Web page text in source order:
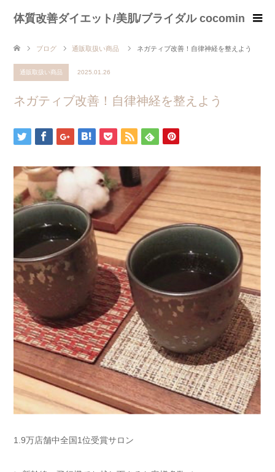
体質改善ダイエット/美肌/ブライダル cocomin
ブログ 通販取扱い商品 ネガティブ改善！自律神経を整えよう
通販取扱い商品 2025.01.26
ネガティブ改善！自律神経を整えよう
1.9万店舗中全国1位受賞サロン